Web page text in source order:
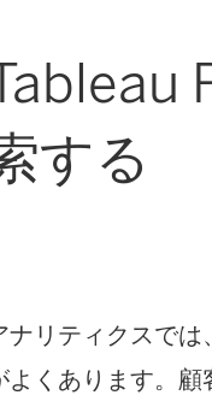
する
ナリティクスでは、
よくあります。